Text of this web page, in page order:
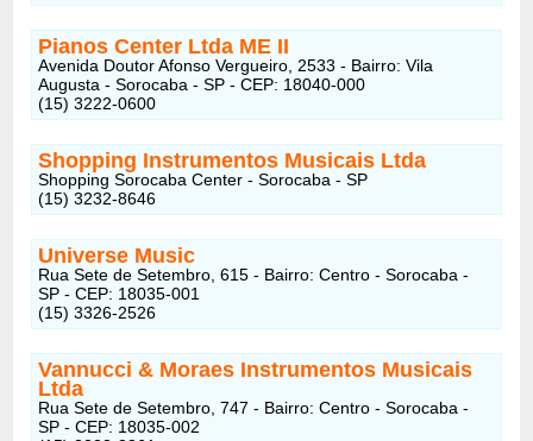
Pianos Center Ltda ME II
Avenida Doutor Afonso Vergueiro, 2533 - Bairro: Vila
Augusta - Sorocaba - SP - CEP: 18040-000
(15) 3222-0600
Shopping Instrumentos Musicais Ltda
Shopping Sorocaba Center - Sorocaba - SP
(15) 3232-8646
Universe Music
Rua Sete de Setembro, 615 - Bairro: Centro - Sorocaba -
SP - CEP: 18035-001
(15) 3326-2526
Vannucci & Moraes Instrumentos Musicais
Ltda
Rua Sete de Setembro, 747 - Bairro: Centro - Sorocaba -
SP - CEP: 18035-002